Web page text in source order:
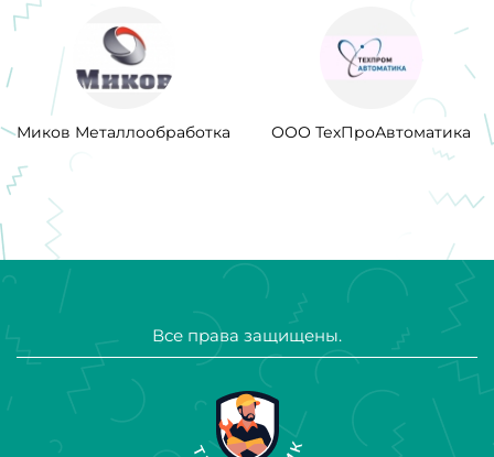
Миков Металлообработка ООО ТехПроАвтоматика
Все права защищены.